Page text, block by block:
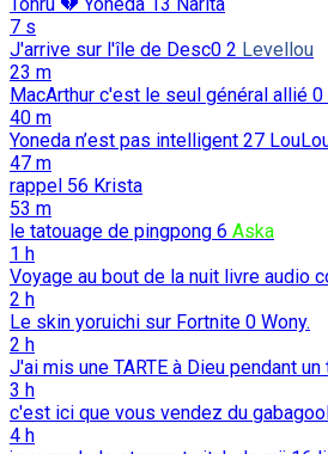
7 s
J'arrive sur l'île de Desc0 2 Levellou
23 m
MacArthur c'est le seul général allié 0
40 m
Yoneda n’est pas intelligent 27
47 m
rappel 56 Krista
53 m
le tatouage de pingpong 6 Aska
1 h
Voyage au bout de la nuit livre audio
2 h
Le skin yoruichi sur Fortnite 0 Wony.
2 h
J'ai mis une TARTE à Dieu pendant
3 h
c'est ici que vous vendez du
4 h